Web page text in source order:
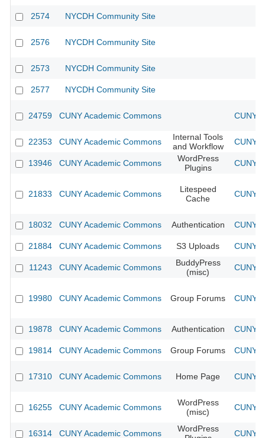
2574 NYCDH Community Site
2576 NYCDH Community Site
2573 NYCDH Community Site
2577 NYCDH Community Site
24759 CUNY Academic Commons CUNY
22353 CUNY Academic Commons
Internal Tools
and Workflow
CUNY
13946 CUNY Academic Commons
WordPress
Plugins
CUNY
21833 CUNY Academic Commons
Litespeed
Cache
CUNY
18032 CUNY Academic Commons Authentication CUNY
21884 CUNY Academic Commons S3 Uploads CUNY
11243 CUNY Academic Commons
BuddyPress
(misc)
CUNY
19980 CUNY Academic Commons Group Forums CUNY
19878 CUNY Academic Commons Authentication CUNY
19814 CUNY Academic Commons Group Forums CUNY
17310 CUNY Academic Commons Home Page CUNY
16255 CUNY Academic Commons
WordPress
(misc)
CUNY
16314 CUNY Academic Commons
WordPress
CUNY